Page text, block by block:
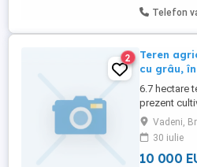
Telefon
2
Teren
cu grâu,
6.7 hectare
prezent
Vădeni, jud
soseaua
usor
Vadeni,
30 iulie
10 000